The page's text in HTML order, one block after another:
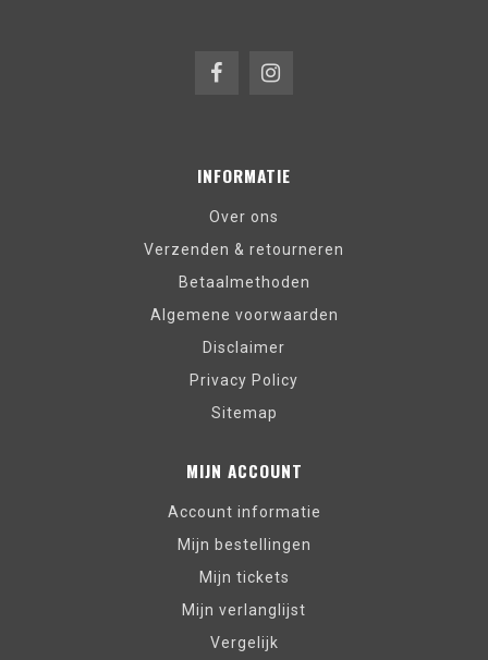
INFORMATIE
Over ons
Verzenden & retourneren
Betaalmethoden
Algemene voorwaarden
Disclaimer
Privacy Policy
Sitemap
MIJN ACCOUNT
Account informatie
Mijn bestellingen
Mijn tickets
Mijn verlanglijst
Vergelijk